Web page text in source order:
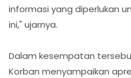
informasi yang diperlukan
ini," ujarnya.
Dalam kesempatan
Korban menyampaikan